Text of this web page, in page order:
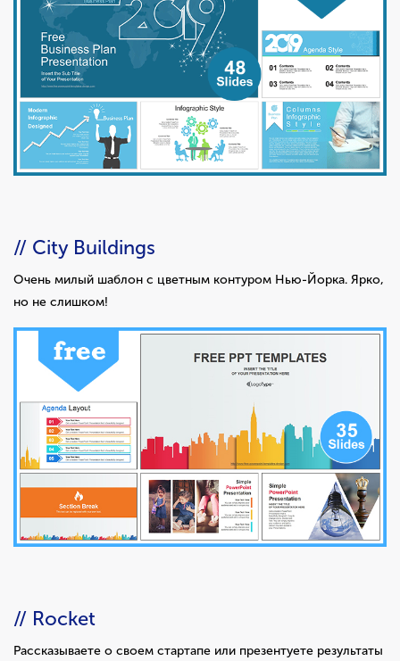
// City Buildings
Очень милый шаблон с цветным контуром Нью-Йорка. Ярко,
но не слишком!
// Rocket
Рассказываете о своем стартапе или презентуете результаты